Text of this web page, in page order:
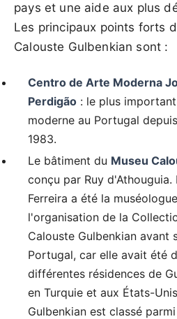
pays et une aide aux plus
Les principaux points forts
Calouste Gulbenkian sont :
Centro de Arte Moderna
Perdigão : le plus
moderne au Portugal
1983.
Le bâtiment du Museu
conçu par Ruy d'Athouguia.
Ferreira a été la
l'organisation de la
Calouste Gulbenkian avant
Portugal, car elle avait été
différentes résidences de
en Turquie et aux États-
Gulbenkian est classé